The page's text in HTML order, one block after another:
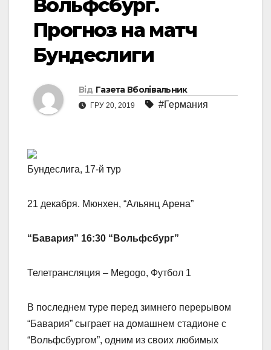
Вольфсбург.
Прогноз на матч
Бундеслиги
Від Газета Вболівальник
ГРУ 20, 2019 #Германия
Бундеслига, 17-й тур
21 декабря. Мюнхен, “Альянц Арена”
“Бавария” 16:30 “Вольфсбург”
Телетрансляция – Megogo, Футбол 1
В последнем туре перед зимнего перерывом
“Бавария” сыграет на домашнем стадионе с
“Вольфсбургом”, одним из своих любимых